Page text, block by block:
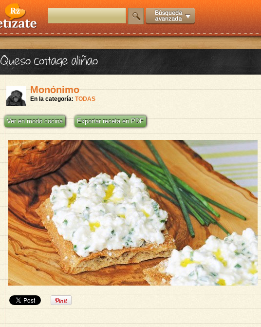
Queso cottage aliñao
Monónimo
En la categoría: TODAS
Ver en modo cocina Exportar receta en PDF